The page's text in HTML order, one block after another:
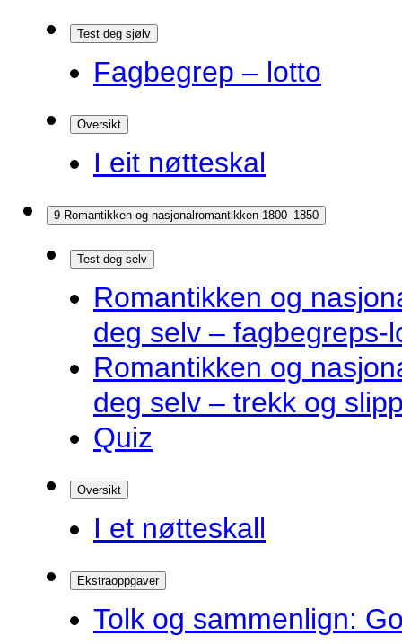
Test deg sjølv
Fagbegrep – lotto
Oversikt
I eit nøtteskal
9 Romantikken og nasjonalromantikken 1800–1850
Test deg selv
Romantikken og
deg selv – fagbegreps-
Romantikken og
deg selv – trekk og
Quiz
Oversikt
I et nøtteskall
Ekstraoppgaver
Tolk og sammenlign: